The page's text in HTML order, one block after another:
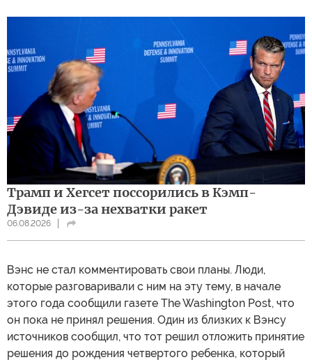
Трамп и Хегсет поссорились в Кэмп-
Дэвиде из-за нехватки ракет
06.08.2026
Вэнс не стал комментировать свои планы. Люди,
которые разговаривали с ним на эту тему, в начале
этого года сообщили газете The Washington Post, что
он пока не принял решения. Один из близких к Вэнсу
источников сообщил, что тот решил отложить принятие
решения до рождения четвертого ребенка, который